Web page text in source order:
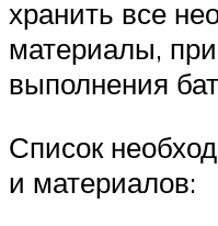
хранить все
материалы,
выполнения
Список
и материалов: